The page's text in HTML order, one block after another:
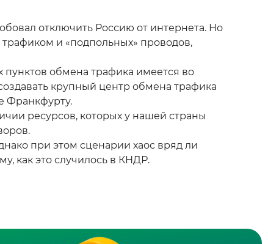
отключить Россию от интернета. Но
и «подпольных» проводов,
обмена трафика имеется во
крупный центр обмена трафика
Франкфурту.
ресурсов, которых у нашей страны
при этом сценарии хаос вряд ли
как это случилось в КНДР.